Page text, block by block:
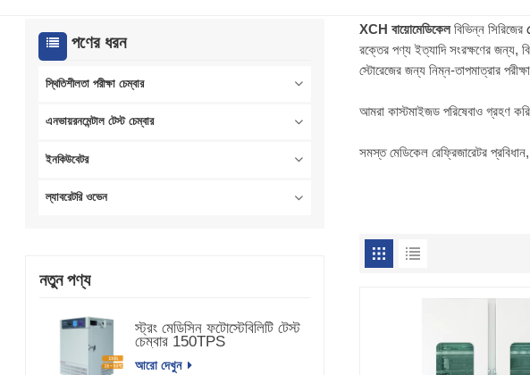
পণের ধরন
স্থিতিশীলতা পরীক্ষা চেম্বার
এনভায়রনমেন্টাল টেস্ট চেম্বার
ইনকিউবেটর
ল্যাবরেটরি ওভেন
নতুন পণ্য
স্ট্রং মেডিসিন ফটোস্টেবিলিটি টেস্ট
চেম্বার 150TPS
আরো দেখুন
XCH বায়োমেডিকেলবিভিন্ন সিরিজের
রক্তের পণ্য ইত্যাদি সংরক্ষণের জন্য,
স্টোরেজের জন্য নিম্ন-তাপমাত্রার
আমরা কাস্টমাইজড পরিষেবাও গ্রহণ
সমস্ত মেডিকেল রেফ্রিজারেটর